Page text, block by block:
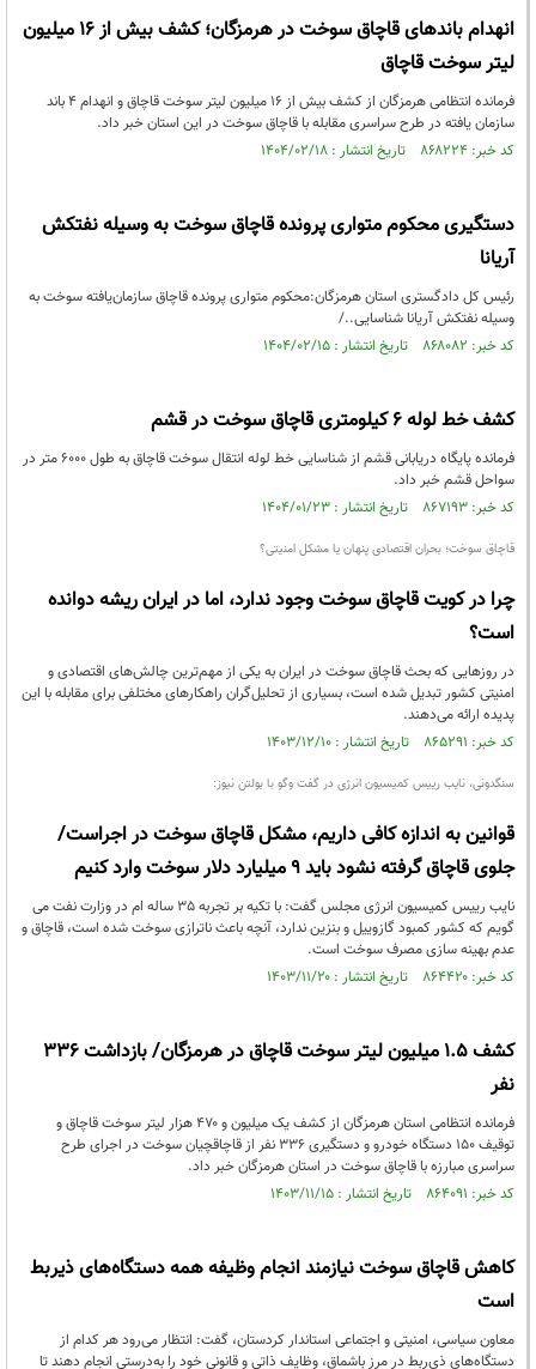
انهدام باندهای قاچاق سوخت در هرمزگان؛ کشف بیش از ۱۶ میلیون
لیتر سوخت قاچاق
فرمانده انتظامی هرمزگان از کشف بیش از ۱۶ میلیون لیتر سوخت قاچاق و انهدام ۴ باند
سازمان یافته در طرح سراسری مقابله با قاچاق سوخت در این استان خبر داد.
کد خبر: ۸۶۸۲۲۴ تاریخ انتشار : ۱۴۰۴/۰۲/۱۸
دستگیری محکوم متواری پرونده قاچاق سوخت به وسیله نفتکش
آریانا
رئیس کل دادگستری استان هرمزگان:محکوم متواری پرونده قاچاق سازمان‌یافته سوخت به
وسیله نفتکش آریانا شناسایی../
کد خبر: ۸۶۸۰۸۲ تاریخ انتشار : ۱۴۰۴/۰۲/۱۵
کشف خط لوله ۶ کیلومتری قاچاق سوخت در قشم
فرمانده پایگاه دریابانی قشم از شناسایی خط لوله انتقال سوخت قاچاق به طول ۶۰۰۰ متر در
سواحل قشم خبر داد.
کد خبر: ۸۶۷۱۹۳ تاریخ انتشار : ۱۴۰۴/۰۱/۲۳
قاچاق سوخت؛ بحران اقتصادی پنهان یا مشکل امنیتی؟
چرا در کویت قاچاق سوخت وجود ندارد، اما در ایران ریشه دوانده
است؟
در روزهایی که بحث قاچاق سوخت در ایران به یکی از مهم‌ترین چالش‌های اقتصادی و
امنیتی کشور تبدیل شده است، بسیاری از تحلیل‌گران راهکارهای مختلفی برای مقابله با این
پدیده ارائه می‌دهند.
کد خبر: ۸۶۵۲۹۱ تاریخ انتشار : ۱۴۰۳/۱۲/۱۰
سنگدونی، نایب رییس کمیسیون انرژی در گفت وگو با بولتن نیوز:
قوانین به اندازه کافی داریم، مشکل قاچاق سوخت در اجراست/
جلوی قاچاق گرفته نشود باید 9 میلیارد دلار سوخت وارد کنیم
نایب رییس کمیسیون انرژی مجلس گفت: با تکیه بر تجربه 35 ساله ام در وزارت نفت می
گویم که کشور کمبود گازوییل و بنزین ندارد، آنچه باعث ناترازی سوخت شده است، قاچاق و
عدم بهینه سازی مصرف سوخت است.
کد خبر: ۸۶۴۴۲۰ تاریخ انتشار : ۱۴۰۳/۱۱/۲۰
کشف ۱.۵ میلیون لیتر سوخت قاچاق در هرمزگان/ بازداشت ۳۳۶
نفر
فرمانده انتظامی استان هرمزگان از کشف یک میلیون و ۴۷۰ هزار لیتر سوخت قاچاق و
توقیف ۱۵۰ دستگاه خودرو و دستگیری ۳۳۶ نفر از قاچاقچیان سوخت در اجرای طرح
سراسری مبارزه با قاچاق سوخت در استان هرمزگان خبر داد.
کد خبر: ۸۶۴۰۹۱ تاریخ انتشار : ۱۴۰۳/۱۱/۱۵
کاهش قاچاق سوخت نیازمند انجام وظیفه همه دستگاه‌های ذیربط
است
معاون سیاسی، امنیتی و اجتماعی استاندار کردستان، گفت: انتظار می‌رود هر کدام از
دستگاه‌های ذی‌ربط در مرز باشماق، وظایف ذاتی و قانونی خود را به‌درستی انجام دهند تا